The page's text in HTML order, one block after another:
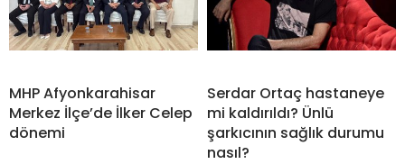
MHP Afyonkarahisar
Merkez İlçe’de İlker Celep
dönemi
Serdar Ortaç hastaneye
mi kaldırıldı? Ünlü
şarkıcının sağlık durumu
nasıl?